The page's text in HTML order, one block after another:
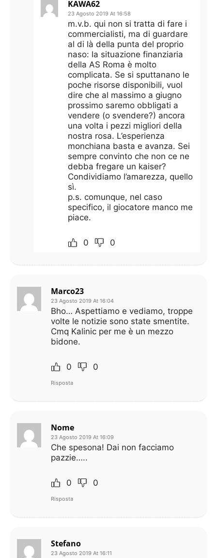
KAWA62
23 Agosto 2019 At 16:58
m.v.b. qui non si tratta di fare i
commercialisti, ma di guardare
al di là della punta del proprio
naso: la situazione finanziaria
della AS Roma è molto
complicata. Se si sputtanano le
poche risorse disponibili, vuol
dire che al massimo a giugno
prossimo saremo obbligati a
vendere (o svendere?) ancora
una volta i pezzi migliori della
nostra rosa. L’esperienza
monchiana basta e avanza. Sei
sempre convinto che non ce ne
debba fregare un kaiser?
Condividiamo l’amarezza, quello
sì.
p.s. comunque, nel caso
specifico, il giocatore manco me
piace.
0 0
Marco23
23 Agosto 2019 At 16:04
Bho… Aspettiamo e vediamo, troppe
volte le notizie sono state smentite.
Cmq Kalinic per me è un mezzo
bidone.
0 0
Risposta
Nome
23 Agosto 2019 At 16:09
Che spesona! Dai non facciamo
pazzie…..
0 0
Risposta
Stefano
23 Agosto 2019 At 16:11